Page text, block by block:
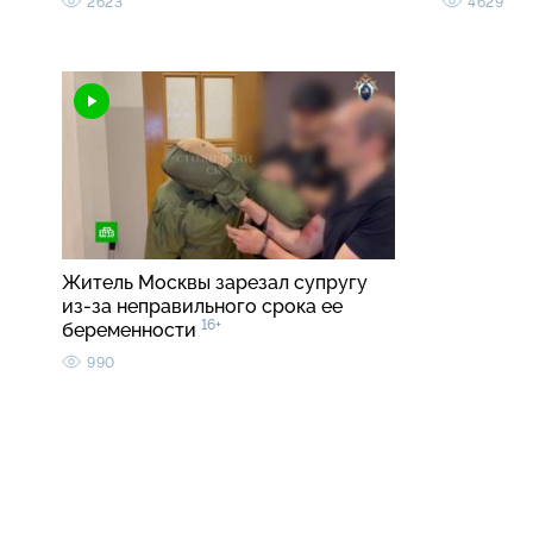
Житель Москвы зарезал супругу
из-за неправильного срока ее
беременности 16+
990